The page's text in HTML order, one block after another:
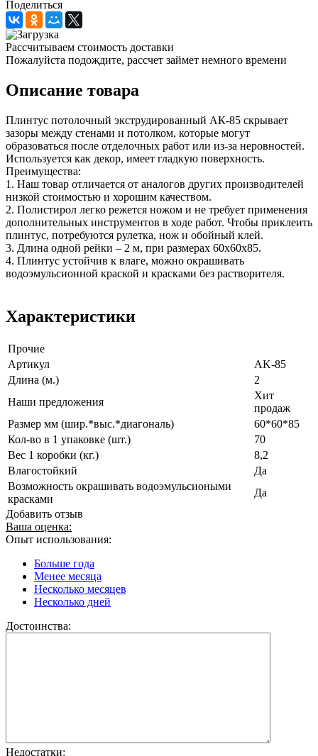
Поделиться
Рассчитываем стоимость доставки
Пожалуйста подождите, рассчет займет немного времени
Описание товара
Плинтус потолочный экструдированный АК-85 скрывает
зазоры между стенами и потолком, которые могут
образоваться после отделочных работ или из-за неровностей.
Используется как декор, имеет гладкую поверхность.
Преимущества:
1. Наш товар отличается от аналогов других производителей
низкой стоимостью и хорошим качеством.
2. Полистирол легко режется ножом и не требует применения
дополнительных инструментов в ходе работ. Чтобы приклеить
плинтус, потребуются рулетка, нож и обойный клей.
3. Длина одной рейки – 2 м, при размерах 60х60х85.
4. Плинтус устойчив к влаге, можно окрашивать
водоэмульсионной краской и красками без растворителя.
Характеристики
Прочие
Артикул
AK-85
Длина (м.)
2
Наши предложения
Хит
продаж
Размер мм (шир.*выс.*диагональ)
60*60*85
Кол-во в 1 упаковке (шт.)
70
Вес 1 коробки (кг.)
8,2
Влагостойкий
Да
Возможность окрашивать водоэмульсиоными
красками
Да
Добавить отзыв
Ваша оценка:
Опыт использования:
Больше года
Менее месяца
Несколько месяцев
Несколько дней
Достоинства:
Недостатки: